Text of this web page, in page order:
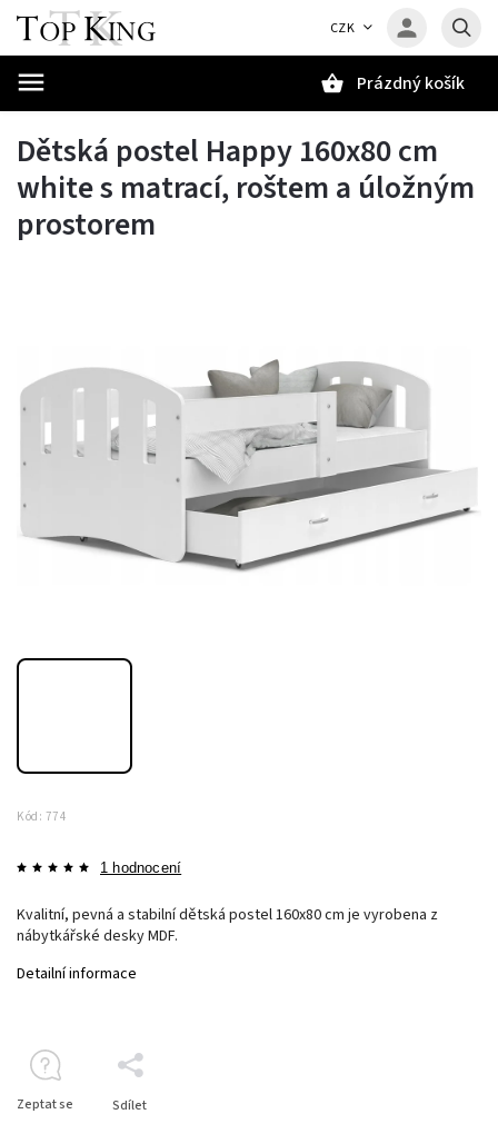
CZK
Prázdný košík
Dětská postel Happy 160x80 cm
white s matrací, roštem a úložným
prostorem
Kód: 774
1 hodnocení
Kvalitní, pevná a stabilní dětská postel 160x80 cm je vyrobena z
nábytkářské desky MDF.
Detailní informace
Zeptat se Sdílet